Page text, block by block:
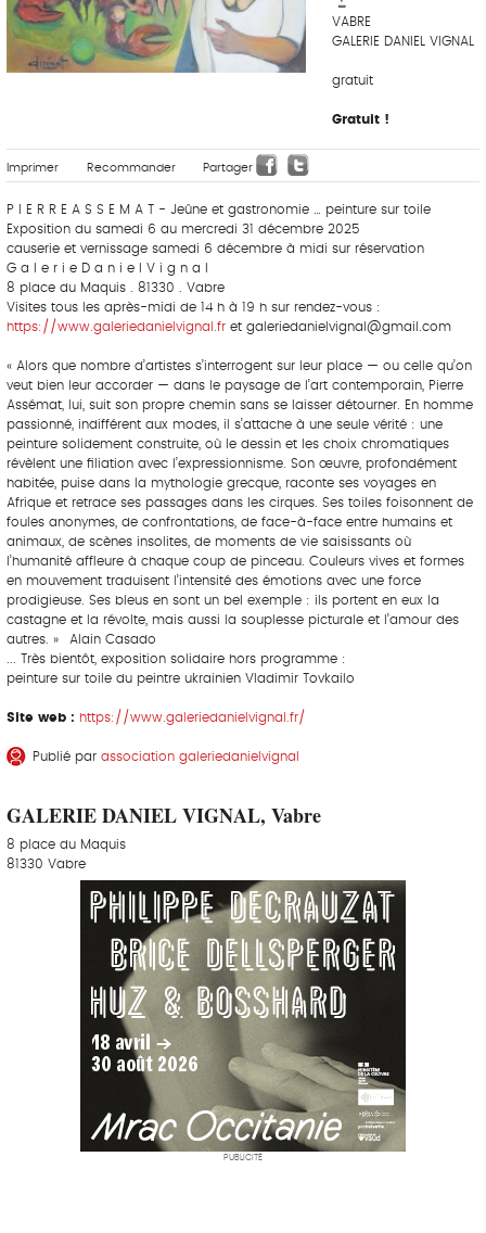
VABRE
GALERIE DANIEL VIGNAL
gratuit
Gratuit !
Imprimer Recommander Partager
P I E R R E A S S E M A T - Jeûne et gastronomie … peinture sur toile
Exposition du samedi 6 au mercredi 31 décembre 2025
causerie et vernissage samedi 6 décembre à midi sur réservation
G a l e r i e D a n i e l V i g n a l
8 place du Maquis . 81330 . Vabre
Visites tous les après-midi de 14 h à 19 h sur rendez-vous :
https://www.galeriedanielvignal.fr et galeriedanielvignal@gmail.com
« Alors que nombre d’artistes s’interrogent sur leur place — ou celle qu’on
veut bien leur accorder — dans le paysage de l’art contemporain, Pierre
Assémat, lui, suit son propre chemin sans se laisser détourner. En homme
passionné, indifférent aux modes, il s’attache à une seule vérité : une
peinture solidement construite, où le dessin et les choix chromatiques
révèlent une filiation avec l’expressionnisme. Son œuvre, profondément
habitée, puise dans la mythologie grecque, raconte ses voyages en
Afrique et retrace ses passages dans les cirques. Ses toiles foisonnent de
foules anonymes, de confrontations, de face-à-face entre humains et
animaux, de scènes insolites, de moments de vie saisissants où
l’humanité affleure à chaque coup de pinceau. Couleurs vives et formes
en mouvement traduisent l’intensité des émotions avec une force
prodigieuse. Ses bleus en sont un bel exemple : ils portent en eux la
castagne et la révolte, mais aussi la souplesse picturale et l’amour des
autres. » Alain Casado
... Très bientôt, exposition solidaire hors programme :
peinture sur toile du peintre ukrainien Vladimir Tovkailo
Site web : https://www.galeriedanielvignal.fr/
Publié par association galeriedanielvignal
GALERIE DANIEL VIGNAL, Vabre
8 place du Maquis
81330 Vabre
PUBLICITÉ